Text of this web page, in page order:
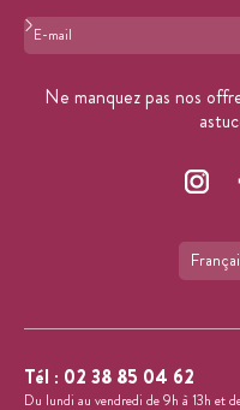
Format : adresse@email.com
Ne manquez pas nos
Tél : 02 38 85 04 62
Du lundi au vendredi de 9h à 13h et